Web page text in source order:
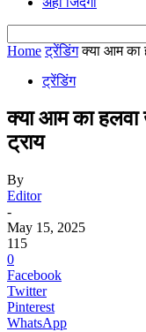
Home ट्रेंडिंग क्या आम का
ट्रेंडिंग
क्या आम का हलवा
ट्राय
By
Editor
-
May 15, 2025
115
0
Facebook
Twitter
Pinterest
WhatsApp